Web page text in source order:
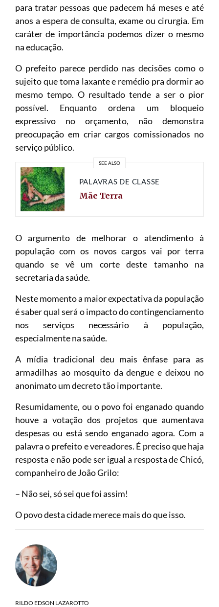
para tratar pessoas que padecem há meses e até
anos a espera de consulta, exame ou cirurgia. Em
caráter de importância podemos dizer o mesmo
na educação.
O prefeito parece perdido nas decisões como o
sujeito que toma laxante e remédio pra dormir ao
mesmo tempo. O resultado tende a ser o pior
possível. Enquanto ordena um bloqueio
expressivo no orçamento, não demonstra
preocupação em criar cargos comissionados no
serviço público.
SEE ALSO
PALAVRAS DE CLASSE
Mãe Terra
O argumento de melhorar o atendimento à
população com os novos cargos vai por terra
quando se vê um corte deste tamanho na
secretaria da saúde.
Neste momento a maior expectativa da população
é saber qual será o impacto do contingenciamento
nos serviços necessário à população,
especialmente na saúde.
A mídia tradicional deu mais ênfase para as
armadilhas ao mosquito da dengue e deixou no
anonimato um decreto tão importante.
Resumidamente, ou o povo foi enganado quando
houve a votação dos projetos que aumentava
despesas ou está sendo enganado agora. Com a
palavra o prefeito e vereadores. É preciso que haja
resposta e não pode ser igual a resposta de Chicó,
companheiro de João Grilo:
– Não sei, só sei que foi assim!
O povo desta cidade merece mais do que isso.
RILDO EDSON LAZAROTTO